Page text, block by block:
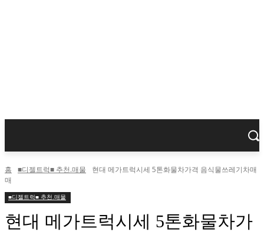
홈 ■디젤트럭■ 추천.매물
현대 메가트럭시세 5톤화물차가격 음식물쓰레기차매
매
■디젤트럭■ 추천.매물
현대 메가트럭시세 5톤화물차가